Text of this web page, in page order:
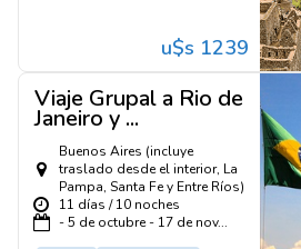
u$s 1239
Viaje Grupal a Rio de
Janeiro y ...
Buenos Aires (incluye
traslado desde el interior, La
Pampa, Santa Fe y Entre Ríos)
11 días / 10 noches
- 5 de octubre - 17 de nov...